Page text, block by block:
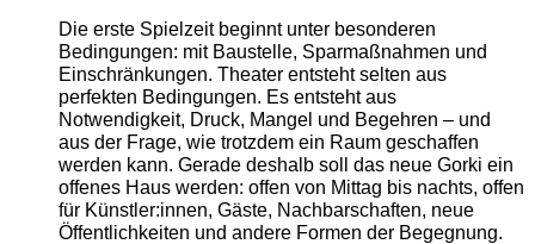
Die erste Spielzeit beginnt unter besonderen
Bedingungen: mit Baustelle, Sparmaßnahmen und
Einschränkungen. Theater entsteht selten aus
perfekten Bedingungen. Es entsteht aus
Notwendigkeit, Druck, Mangel und Begehren – und
aus der Frage, wie trotzdem ein Raum geschaffen
werden kann. Gerade deshalb soll das neue Gorki ein
offenes Haus werden: offen von Mittag bis nachts, offen
für Künstler:innen, Gäste, Nachbarschaften, neue
Öffentlichkeiten und andere Formen der Begegnung.